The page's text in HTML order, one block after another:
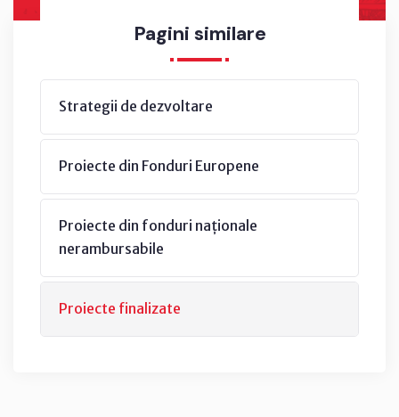
Pagini similare
Strategii de dezvoltare
Proiecte din Fonduri Europene
Proiecte din fonduri naționale
nerambursabile
Proiecte finalizate